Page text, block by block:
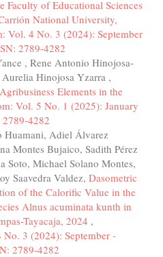
Faculty of Educational Sciences
National University,
Vol. 4 No. 3 (2024): September
2789-4282
, Rene Antonio Hinojosa-
Hinojosa Yzarra ,
Elements in the
Vol. 5 No. 1 (2025): January
4282
Huamani, Adiel Álvarez
Montes Bujaico, Sadith Pérez
Soto, Michael Solano Montes,
Saavedra Valdez, Dasometric
of the Calorific Value in the
Alnus acuminata kunth in
Tayacaja, 2024 ,
3 (2024): September -
2789-4282